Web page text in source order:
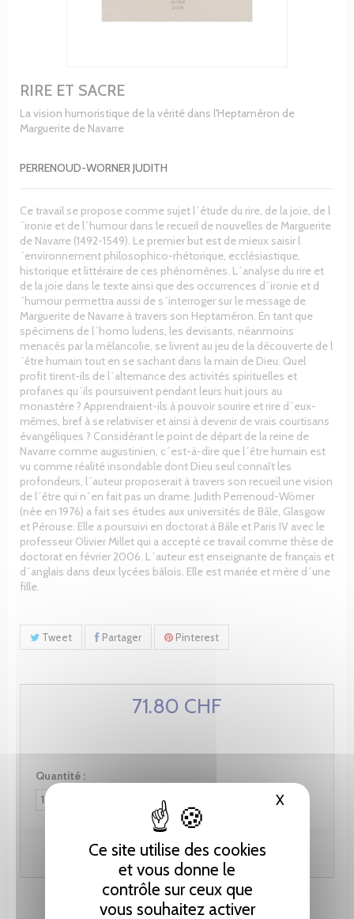
Ce site utilise des cookies
et vous donne le
contrôle sur ceux que
vous souhaitez activer
XMasquer
RIRE ET SACRE
La vision humoristique de la vérité dans l'Heptaméron de
Marguerite de Navarre
PERRENOUD-WORNER JUDITH
Ce travail se propose comme sujet l´étude du rire, de la joie, de l
´ironie et de l´humour dans le recueil de nouvelles de Marguerite
de Navarre (1492-1549). Le premier but est de mieux saisir l
´environnement philosophico-rhétorique, ecclésiastique,
historique et littéraire de ces phénomènes. L´analyse du rire et
de la joie dans le texte ainsi que des occurrences d´ironie et d
´humour permettra aussi de s´interroger sur le message de
Marguerite de Navarre à travers son Heptaméron. En tant que
spécimens de l´homo ludens, les devisants, néanmoins
menacés par la mélancolie, se livrent au jeu de la découverte de l
´être humain tout en se sachant dans la main de Dieu. Quel
profit tirent-ils de l´alternance des activités spirituelles et
profanes qu´ils poursuivent pendant leurs huit jours au
monastère ? Apprendraient-ils à pouvoir sourire et rire d´eux-
mêmes, bref à se relativiser et ainsi à devenir de vrais courtisans
évangéliques ? Considérant le point de départ de la reine de
Navarre comme augustinien, c´est-à-dire que l´être humain est
vu comme réalité insondable dont Dieu seul connaît les
profondeurs, l´auteur proposerait à travers son recueil une vision
de l´être qui n´en fait pas un drame. Judith Perrenoud-Wörner
(née en 1976) a fait ses études aux universités de Bâle, Glasgow
et Pérouse. Elle a poursuivi en doctorat à Bâle et Paris IV avec le
professeur Olivier Millet qui a accepté ce travail comme thèse de
doctorat en février 2006. L´auteur est enseignante de français et
d´anglais dans deux lycées bâlois. Elle est mariée et mère d´une
fille.
Tweet Partager Pinterest
71.80 CHF
Quantité :
Ajouter au panier